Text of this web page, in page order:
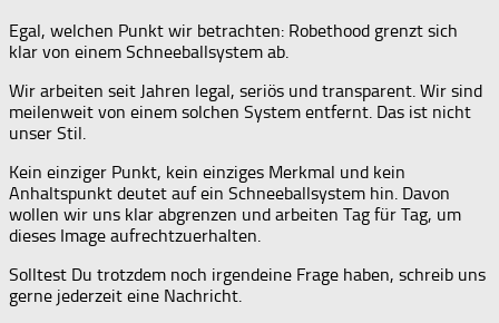
Egal, welchen Punkt wir betrachten: Robethood grenzt sich
klar von einem Schneeballsystem ab.
Wir arbeiten seit Jahren legal, seriös und transparent. Wir sind
meilenweit von einem solchen System entfernt. Das ist nicht
unser Stil.
Kein einziger Punkt, kein einziges Merkmal und kein
Anhaltspunkt deutet auf ein Schneeballsystem hin. Davon
wollen wir uns klar abgrenzen und arbeiten Tag für Tag, um
dieses Image aufrechtzuerhalten.
Solltest Du trotzdem noch irgendeine Frage haben, schreib uns
gerne jederzeit eine Nachricht.